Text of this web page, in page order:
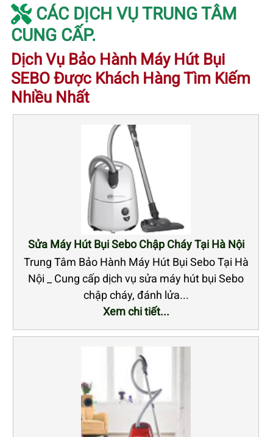
CÁC DỊCH VỤ TRUNG TÂM
CUNG CẤP.
Dịch Vụ Bảo Hành Máy Hút Bụi
SEBO Được Khách Hàng Tìm Kiếm
Nhiều Nhất
Sửa Máy Hút Bụi Sebo Chập Cháy Tại Hà Nội
Trung Tâm Bảo Hành Máy Hút Bụi Sebo Tại Hà
Nội _ Cung cấp dịch vụ sửa máy hút bụi Sebo
chập cháy, đánh lửa...
Xem chi tiết...